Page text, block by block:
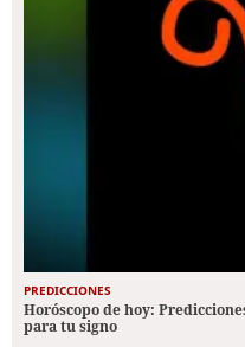
PREDICCIONES
Horóscopo de hoy:
para tu signo